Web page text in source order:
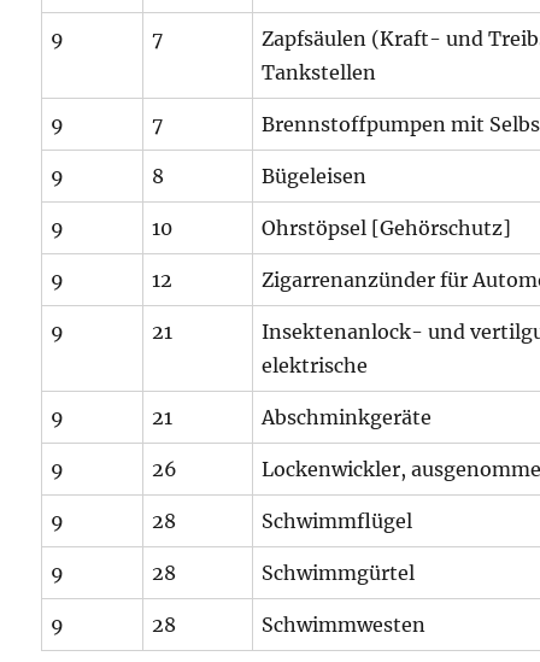
9 7
Zapfsäulen (Kraft- und
Tankstellen
9 7 Brennstoffpumpen mit
9 8 Bügeleisen
9 10 Ohrstöpsel [Gehörschutz]
9 12 Zigarrenanzünder für
9 21
Insektenanlock- und
elektrische
9 21 Abschminkgeräte
9 26 Lockenwickler,
9 28 Schwimmflügel
9 28 Schwimmgürtel
9 28 Schwimmwesten